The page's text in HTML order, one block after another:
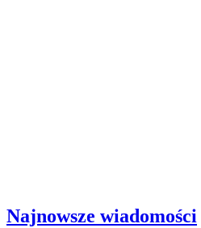
Najnowsze wiadomości